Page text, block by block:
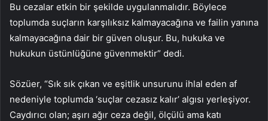
Bu cezalar etkin bir şekilde uygulanmalıdır. Böylece
toplumda suçların karşılıksız kalmayacağına ve failin yanına
kalmayacağına dair bir güven oluşur. Bu, hukuka ve
hukukun üstünlüğüne güvenmektir” dedi.
Sözüer, “Sık sık çıkan ve eşitlik unsurunu ihlal eden af ​​
nedeniyle toplumda ‘suçlar cezasız kalır’ algısı yerleşiyor.
Caydırıcı olan; aşırı ağır ceza değil, ölçülü ama katı